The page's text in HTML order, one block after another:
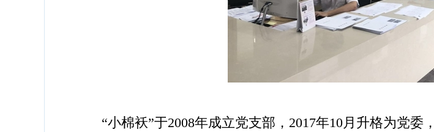
“小棉袄”于2008年成立党支部，2017年10月升格为党委